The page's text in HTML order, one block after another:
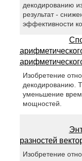
декодированию
результат -
эффективности
Изобретение
декодированию.
уменьшение
мощностей.
разностей
Изобретение